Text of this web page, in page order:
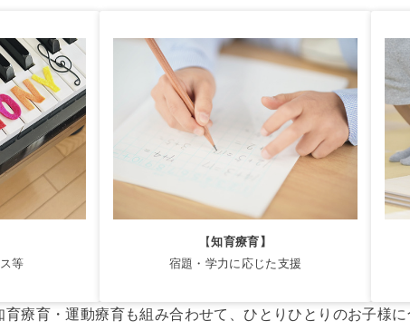
等
【知育療育】
宿題・学力に応じた支援
療育・運動療育も組み合わせて、ひとりひとりのお子様